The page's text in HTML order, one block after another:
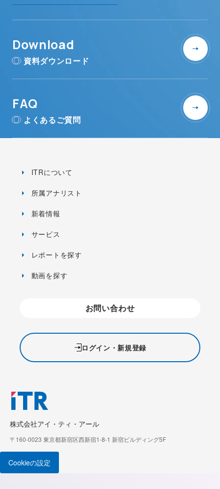
Download
資料ダウンロード
FAQ
よくあるご質問
株式会社アイ・ティ・アール
〒160-0023 東京都新宿区西新宿1-8-1 新宿ビルディング5F
ITRについて
所属アナリスト
新着情報
サービス
レポートを探す
動画を探す
お問い合わせ
ログイン・新規登録
Cookieの設定